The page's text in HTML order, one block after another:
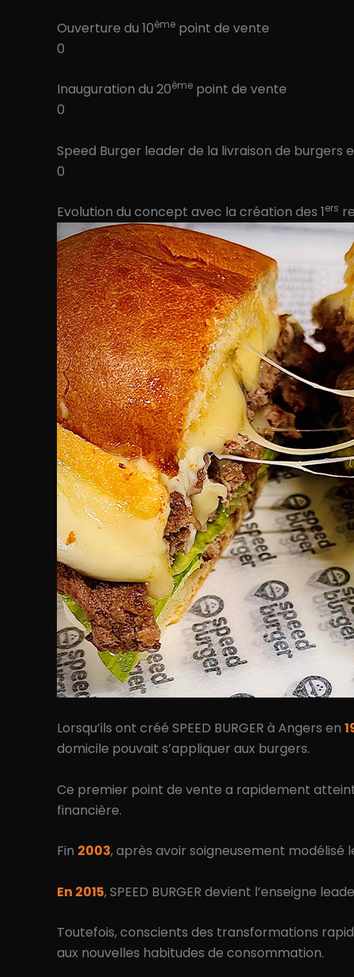
Ouverture du 10ème point de vente
0
Inauguration du 20ème point de vente
0
Speed Burger leader de la livraison de burgers
0
Evolution du concept avec la création des 1ers
Lorsqu’ils ont créé SPEED BURGER à Angers en
domicile pouvait s’appliquer aux burgers.
Ce premier point de vente a rapidement
financière.
Fin 2003, après avoir soigneusement
En 2015, SPEED BURGER devient l’enseigne
Toutefois, conscients des transformations
aux nouvelles habitudes de consommation.